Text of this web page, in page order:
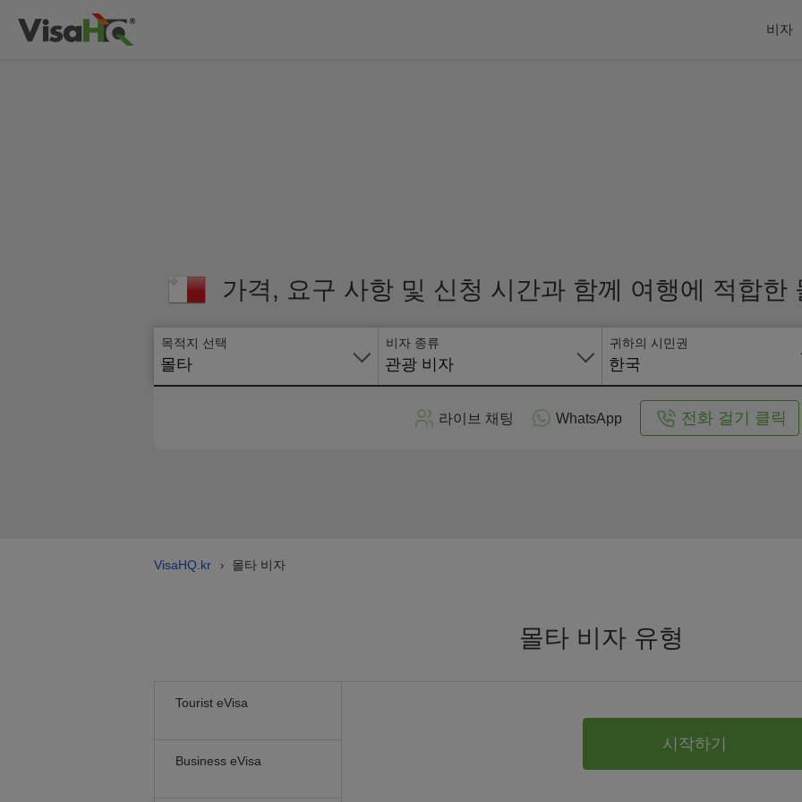
비자
가격, 요구 사항 및 신청 시간과 함께 여행에 적합한
목적지 선택
몰타
비자 종류
관광 비자
귀하의 시민권
한국
라이브 채팅 WhatsApp 전화 걸기 클릭
VisaHQ.kr › 몰타 비자
몰타 비자 유형
Tourist eVisa
Business eVisa
시작하기